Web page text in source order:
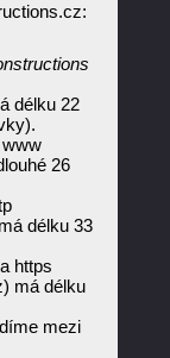
délku 22
26
délku 33
https
má délku
mezi